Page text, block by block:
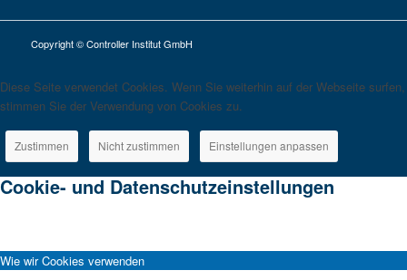
Copyright © Controller Institut GmbH
Diese Seite verwendet Cookies. Wenn Sie weiterhin auf der Webseite surfen,
stimmen Sie der Verwendung von Cookies zu.
Zustimmen Nicht zustimmen Einstellungen anpassen
Cookie- und Datenschutzeinstellungen
Wie wir Cookies verwenden